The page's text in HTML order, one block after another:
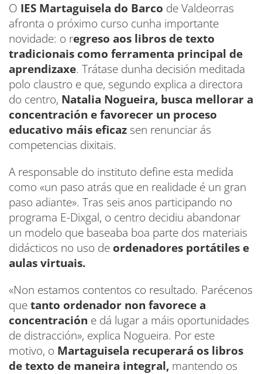
O IES Martaguisela do Barco de Valdeorras
afronta o próximo curso cunha importante
novidade: o regreso aos libros de texto
tradicionais como ferramenta principal de
aprendizaxe. Trátase dunha decisión meditada
polo claustro e que, segundo explica a directora
do centro, Natalia Nogueira, busca mellorar a
concentración e favorecer un proceso
educativo máis eficaz sen renunciar ás
competencias dixitais.
A responsable do instituto define esta medida
como «un paso atrás que en realidade é un gran
paso adiante». Tras seis anos participando no
programa E-Dixgal, o centro decidiu abandonar
un modelo que baseaba boa parte dos materiais
didácticos no uso de ordenadores portátiles e
aulas virtuais.
«Non estamos contentos co resultado. Parécenos
quetanto ordenador non favorece a
concentración e dá lugar a máis oportunidades
de distracción», explica Nogueira. Por este
motivo, o Martaguisela recuperará os libros
de texto de maneira integral, mantendo os